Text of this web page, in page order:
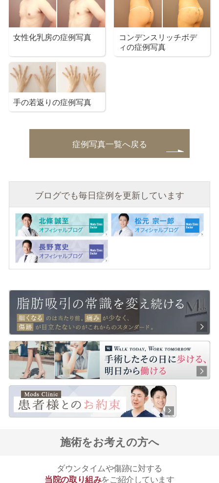
女性化乳房の症例写真
コンデンスリッチボデ
ィの症例写真
手の若返りの症例写真
症例写真一覧へ戻る
ブログでも毎日症例を更新しています
施術をお考えの方へ
ダウンタイムや傷跡に対する
当院の取り組みをご紹介しています